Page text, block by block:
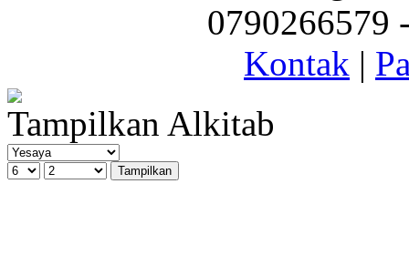
0790266579
Kontak |
Tampilkan Alkitab